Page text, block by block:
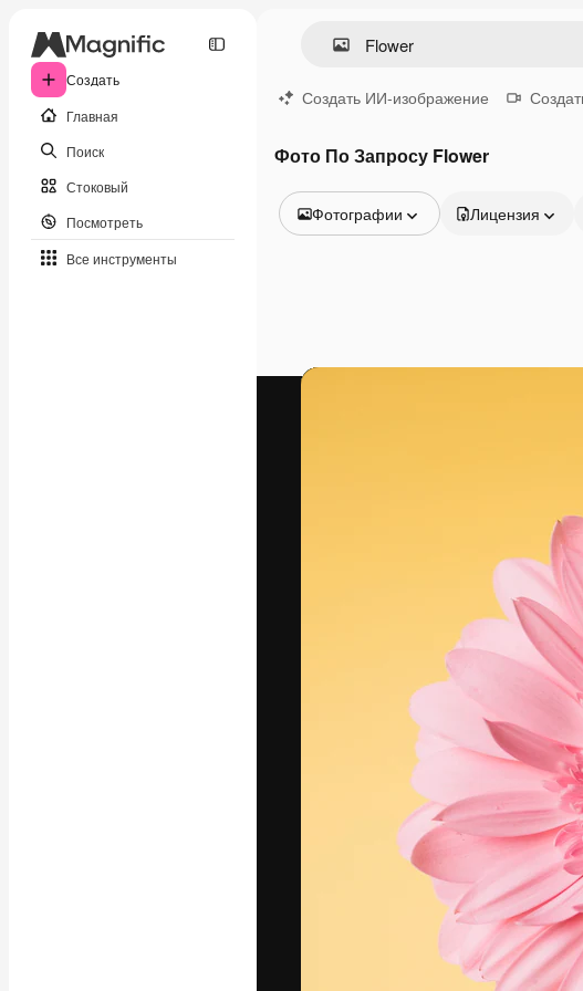
Создать
Главная
Поиск
Стоковый
Посмотреть
Все инструменты
Создать ИИ-изображение
Фото По Запросу Flower
Фотографии
Видео
Лицензия
Креативная платформа
ваших лучших работ.
подписчиков среди
предприятий, агентств и